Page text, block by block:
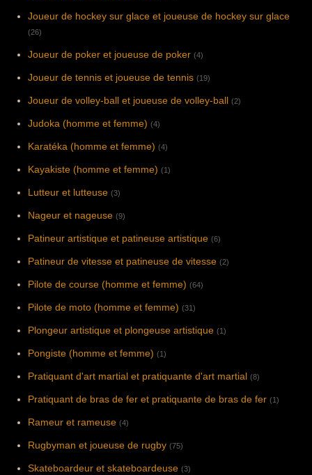
Joueur de hockey sur glace et joueuse de hockey sur glace
(26)
Joueur de poker et joueuse de poker (4)
Joueur de tennis et joueuse de tennis (19)
Joueur de volley-ball et joueuse de volley-ball (2)
Judoka (homme et femme) (4)
Karatéka (homme et femme) (4)
Kayakiste (homme et femme) (1)
Lutteur et lutteuse (3)
Nageur et nageuse (9)
Patineur artistique et patineuse artistique (6)
Patineur de vitesse et patineuse de vitesse (2)
Pilote de course (homme et femme) (64)
Pilote de moto (homme et femme) (31)
Plongeur artistique et plongeuse artistique (1)
Pongiste (homme et femme) (1)
Pratiquant d'art martial et pratiquante d'art martial (8)
Pratiquant de bras de fer et pratiquante de bras de fer (1)
Rameur et rameuse (4)
Rugbyman et joueuse de rugby (75)
Skateboardeur et skateboardeuse (3)